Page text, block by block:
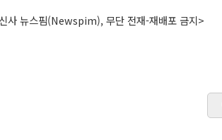
사 뉴스핌(Newspim), 무단 전재-재배포 금지>